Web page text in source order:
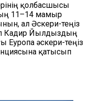
қолбасшысы
11–14 мамыр
ал Әскери-теңіз
Кадир Йылдыздың
Еуропа әскери-теңіз
қатысып